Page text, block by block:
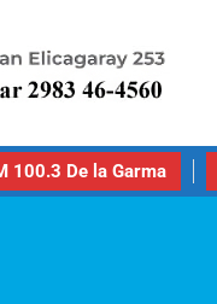
100.3 De la Garma